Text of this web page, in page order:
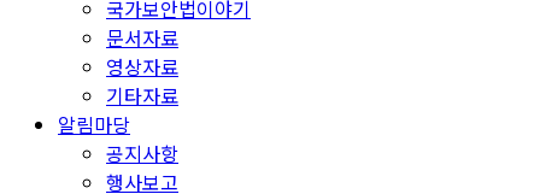
국가보안법이야기
문서자료
영상자료
기타자료
알림마당
공지사항
행사보고